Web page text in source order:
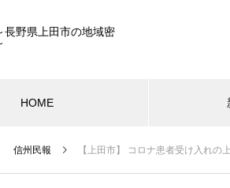
HOME
信州民報 【上田市】 コロナ患者受け入れの